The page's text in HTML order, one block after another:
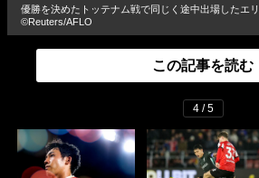
優勝を決めたトッテナム戦で同じく途中出場したエ
©︎Reuters/AFLO
この記事を読む
4 / 5